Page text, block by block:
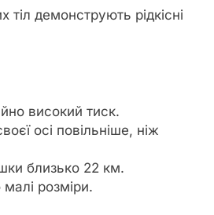
демонструють рідкісні
високий тиск.
осі повільніше, ніж
близько 22 км.
розміри.